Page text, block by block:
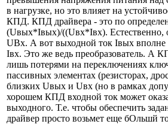
в нагрузке, но это влияет на
КПД. КПД драйвера - это по
(Uвых*Iвых)/((Uвх*Iвх).
UВх. А вот выходной ток Iвых
Iвх. Это же ведь преобразователь. А
лишь потерями на переключениях
пассивных элементах (резисторах,
близких Uвых и Uвх (но в рамках
хорошем КПД входной ток может
выходного. Т.е. чтобы обеспечить
драйвер просто возьмет еще бОльшй